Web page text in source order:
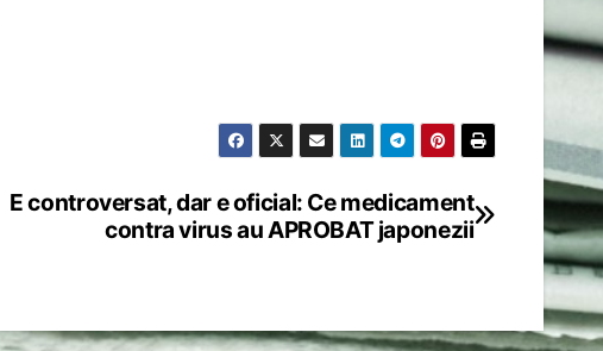
E controversat, dar e oficial: Ce medicament
contra virus au APROBAT japonezii